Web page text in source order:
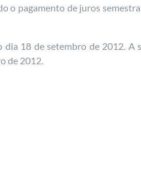
o pagamento de juros
18 de setembro de 2012. A
de 2012.